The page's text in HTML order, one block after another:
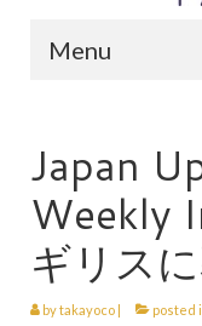
Menu
PARTIES &
STUDIO
HEN
Japan
Weekly
ギリス
bytakayoco | posted